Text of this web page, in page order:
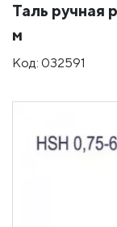
Таль ручная
м
Код: 032591